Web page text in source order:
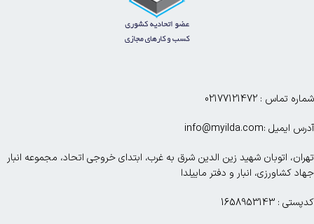
شماره تماس : 02177121472
آدرس ایمیل :info@myilda.com
تهران، اتوبان شهید زین الدین شرق به غرب، ابتدای خروجی اتحاد، مجموعه انبار
جهاد کشاورزی، انبار و دفتر ماییلدا
کدپستی : 1658953143